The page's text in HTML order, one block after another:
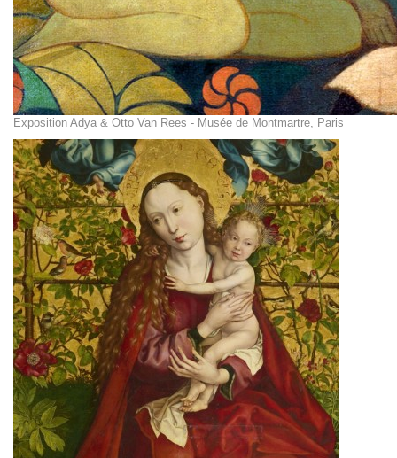
Exposition Adya & Otto Van Rees - Musée de Montmartre, Paris